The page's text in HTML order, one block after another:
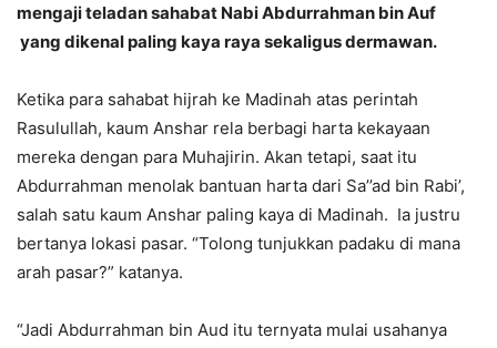
mengaji teladan sahabat Nabi Abdurrahman bin Auf
yang dikenal paling kaya raya sekaligus dermawan.
Ketika para sahabat hijrah ke Madinah atas perintah
Rasulullah, kaum Anshar rela berbagi harta kekayaan
mereka dengan para Muhajirin. Akan tetapi, saat itu
Abdurrahman menolak bantuan harta dari Sa’’ad bin Rabi’,
salah satu kaum Anshar paling kaya di Madinah. Ia justru
bertanya lokasi pasar. “Tolong tunjukkan padaku di mana
arah pasar?” katanya.
“Jadi Abdurrahman bin Aud itu ternyata mulai usahanya